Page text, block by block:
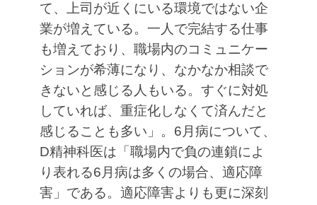
て、上司が近くにいる環境ではない企
業が増えている。一人で完結する仕事
も増えており、職場内のコミュニケー
ションが希薄になり、なかなか相談で
きないと感じる人もいる。すぐに対処
していれば、重症化しなくて済んだと
感じることも多い」。6月病について、
D精神科医は「職場内で負の連鎖によ
り表れる6月病は多くの場合、適応障
害」である。適応障害よりも更に深刻